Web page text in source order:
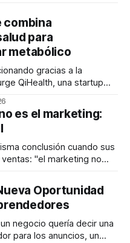
combina
para
metabólico
gracias a la
QiHealth, una startup
artificial y monitoreo
a tomar mejores
Su propuesta busca
es el marketing:
conclusión cuando sus
"el marketing no
lugar. Durante
PRO, el especialista en
Oportunidad
negocio quería decir una
para los anuncios, un